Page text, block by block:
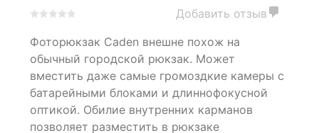
out
on
customer
ratings
Добавить отзыв
Фоторюкзак Caden внешне похож на
обычный городской рюкзак. Может
вместить даже самые громоздкие камеры с
батарейными блоками и длиннофокусной
оптикой. Обилие внутренних карманов
позволяет разместить в рюкзаке